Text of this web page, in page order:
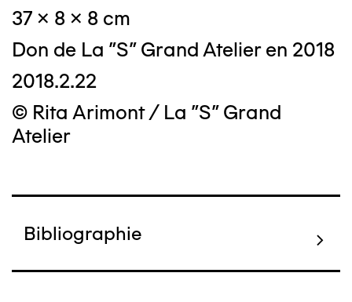
37 x 8 x 8 cm
Don de La "S" Grand Atelier en 2018
2018.2.22
© Rita Arimont / La "S" Grand
Atelier
Bibliographie